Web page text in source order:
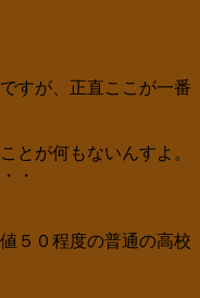
すが、正直ここが一番
とが何もないんすよ。
・
５０程度の普通の高校